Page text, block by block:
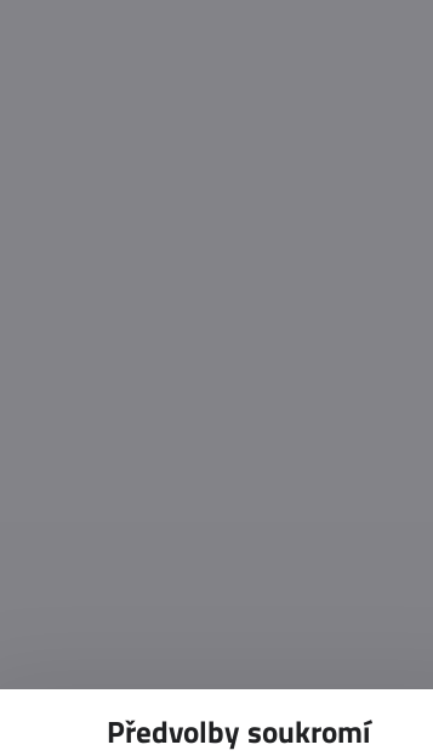
Předvolby soukromí